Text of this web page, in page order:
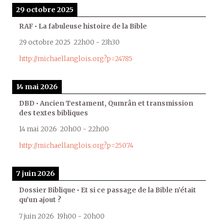
29 octobre 2025
RAF • La fabuleuse histoire de la Bible
29 octobre 2025 22h00 - 23h30
http://michaellanglois.org?p=24785
14 mai 2026
DBD • Ancien Testament, Qumrân et transmission
des textes bibliques
14 mai 2026 20h00 - 22h00
http://michaellanglois.org?p=25074
7 juin 2026
Dossier Biblique • Et si ce passage de la Bible n’était
qu’un ajout ?
7 juin 2026 19h00 - 20h00